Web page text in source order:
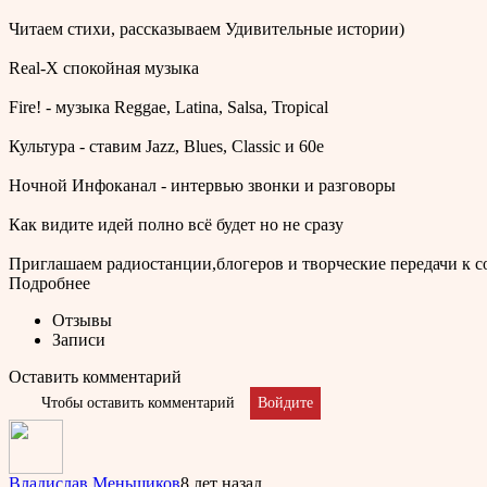
Читаем стихи, рассказываем Удивительные истории)
Real-Х спокойная музыка
Fire! - музыка Reggae, Latina, Salsa, Tropical
Культура - ставим Jazz, Blues, Classic и 60е
Ночной Инфоканал - интервью звонки и разговоры
Как видите идей полно всё будет но не сразу
Приглашаем радиостанции,блогеров и творческие передачи к
Подробнее
Отзывы
Записи
Оставить комментарий
Чтобы оставить комментарий Войдите
Владислав Меньшиков8 лет назад